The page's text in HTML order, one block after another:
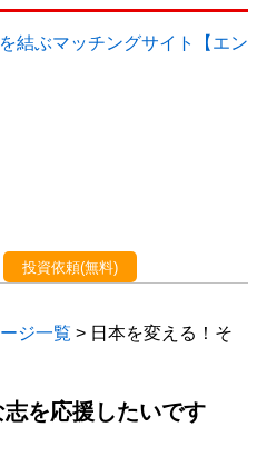
投資依頼(無料)
ジ一覧 > 日本を変える！そ
を応援したいです